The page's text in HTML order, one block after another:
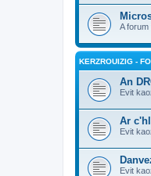
A
KERZROUIZIG -
An
Evit
Ar
Evit
Evit